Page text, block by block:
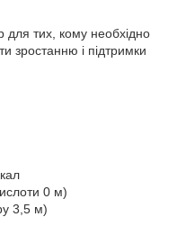
тих, кому необхідно
зростанню і підтримки
0 м)
3,5 м)